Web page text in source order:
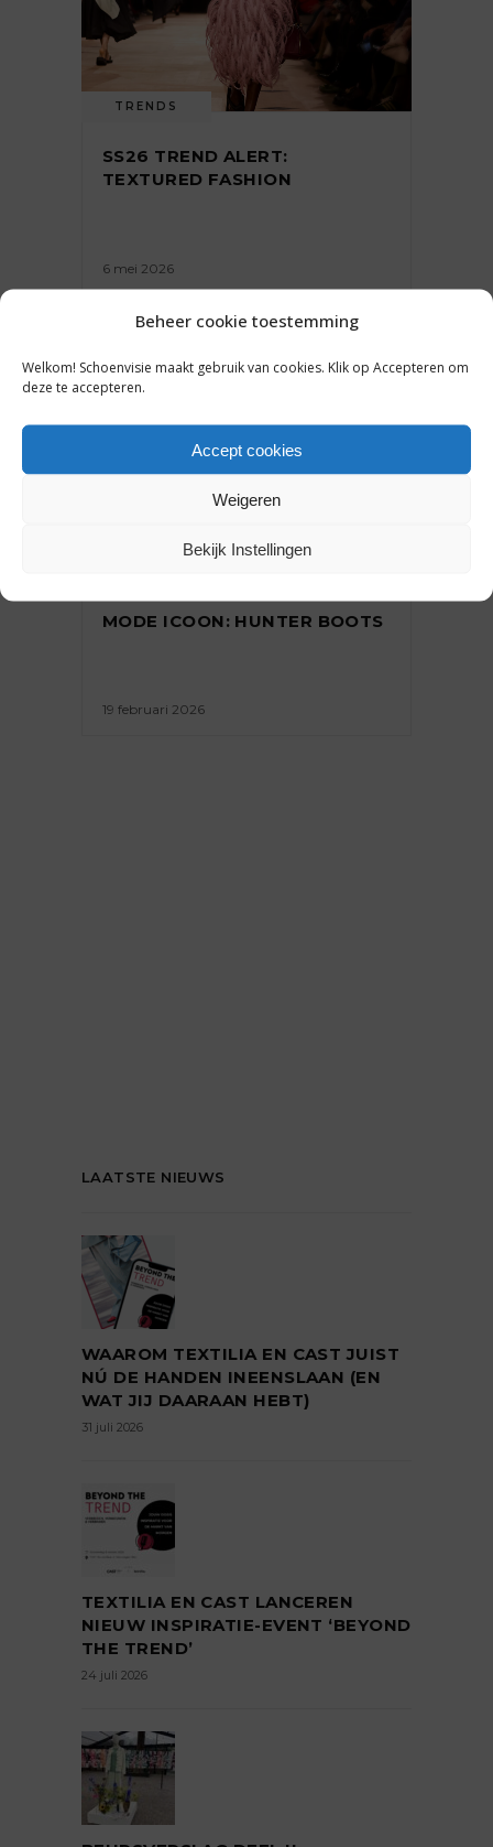
Beheer cookie toestemming
Welkom! Schoenvisie maakt gebruik van cookies. Klik op Accepteren om
deze te accepteren.
Accept cookies
Weigeren
Bekijk Instellingen
TRENDS
SS26 TREND ALERT:
TEXTURED FASHION
6 mei 2026
MODE ICOON: HUNTER BOOTS
19 februari 2026
LAATSTE NIEUWS
WAAROM TEXTILIA EN CAST JUIST
NÚ DE HANDEN INEENSLAAN (EN
WAT JIJ DAARAAN HEBT)
31 juli 2026
TEXTILIA EN CAST LANCEREN
NIEUW INSPIRATIE-EVENT ‘BEYOND
THE TREND’
24 juli 2026